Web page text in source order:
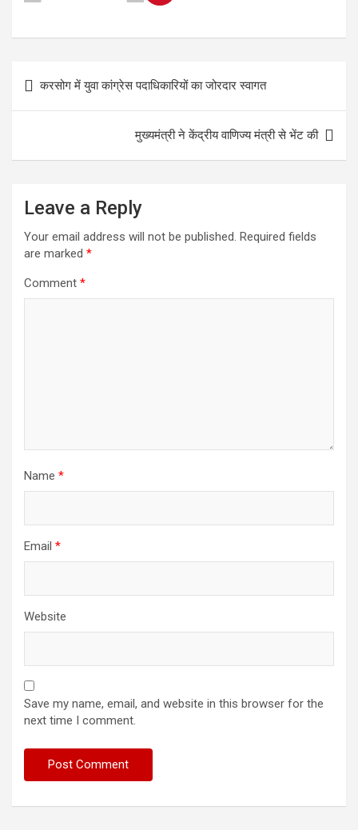
करसोग में युवा कांग्रेस पदाधिकारियों का जोरदार स्वागत
मुख्यमंत्री ने केंद्रीय वाणिज्य मंत्री से भेंट की
Leave a Reply
Your email address will not be published. Required fields
are marked *
Comment *
Name *
Email *
Website
Save my name, email, and website in this browser for the
next time I comment.